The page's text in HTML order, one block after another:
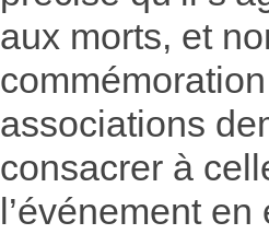
aux morts, et
associations
consacrer à
l’événement